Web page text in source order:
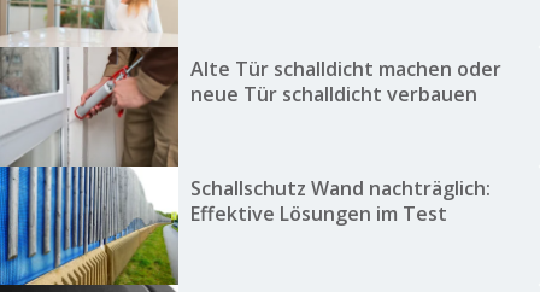
Alte Tür schalldicht machen oder
neue Tür schalldicht verbauen
Schallschutz Wand nachträglich:
Effektive Lösungen im Test